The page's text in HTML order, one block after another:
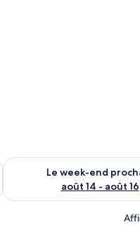
août 7 - août 9
Le week-end
août 14 - août 16
Vérifier la disponibilité